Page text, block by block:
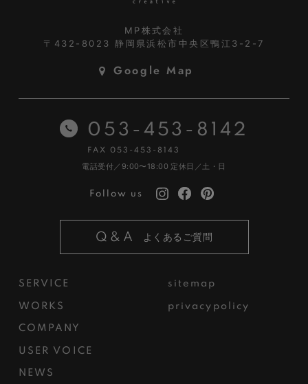
MP株式会社
〒432-8023静岡県浜松市中央区鴨江3-2-7
Google Map
SERVICE
WORKS
COMPANY
USER VOICE
NEWS
sitemap
privacypolicy
053-453-8142
FAX 053-453-8143
電話受付／9:00〜18:00 定休日／土・日
Follow us
Q&A よくあるご質問